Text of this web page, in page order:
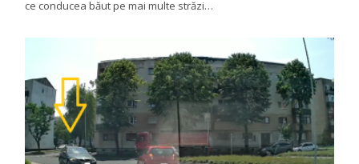
ce conducea băut pe mai multe străzi…